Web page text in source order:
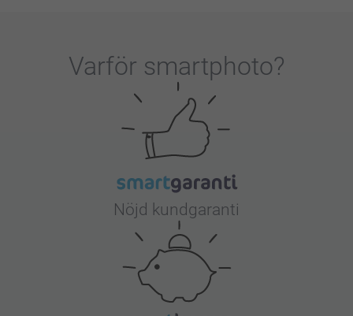
Varför smartphoto?
Nöjd kundgaranti